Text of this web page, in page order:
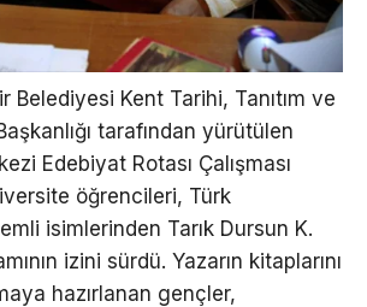
Belediyesi Kent Tarihi, Tanıtım ve
tarafından yürütülen
Edebiyat Rotası Çalışması
öğrencileri, Türk
isimlerinden Tarık Dursun K.
izini sürdü. Yazarın kitaplarını
hazırlanan gençler,